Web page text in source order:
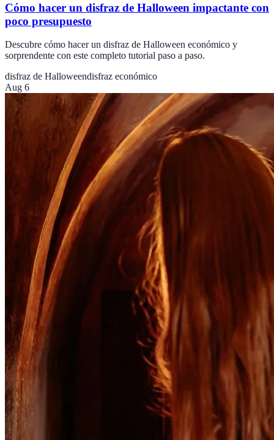
Cómo hacer un disfraz de Halloween impactante con
poco presupuesto
Descubre cómo hacer un disfraz de Halloween económico y
sorprendente con este completo tutorial paso a paso.
disfraz de Halloweendisfraz económico
Aug 6